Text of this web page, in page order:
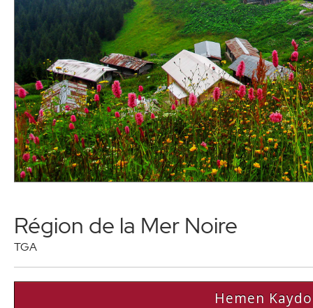
Région de la Mer Noire
TGA
Hemen